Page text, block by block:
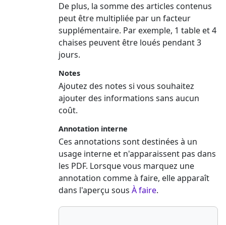
De plus, la somme des articles contenus
peut être multipliée par un facteur
supplémentaire. Par exemple, 1 table et 4
chaises peuvent être loués pendant 3
jours.
Notes
Ajoutez des notes si vous souhaitez
ajouter des informations sans aucun
coût.
Annotation interne
Ces annotations sont destinées à un
usage interne et n'apparaissent pas dans
les PDF. Lorsque vous marquez une
annotation comme à faire, elle apparaît
dans l'aperçu sous À faire.